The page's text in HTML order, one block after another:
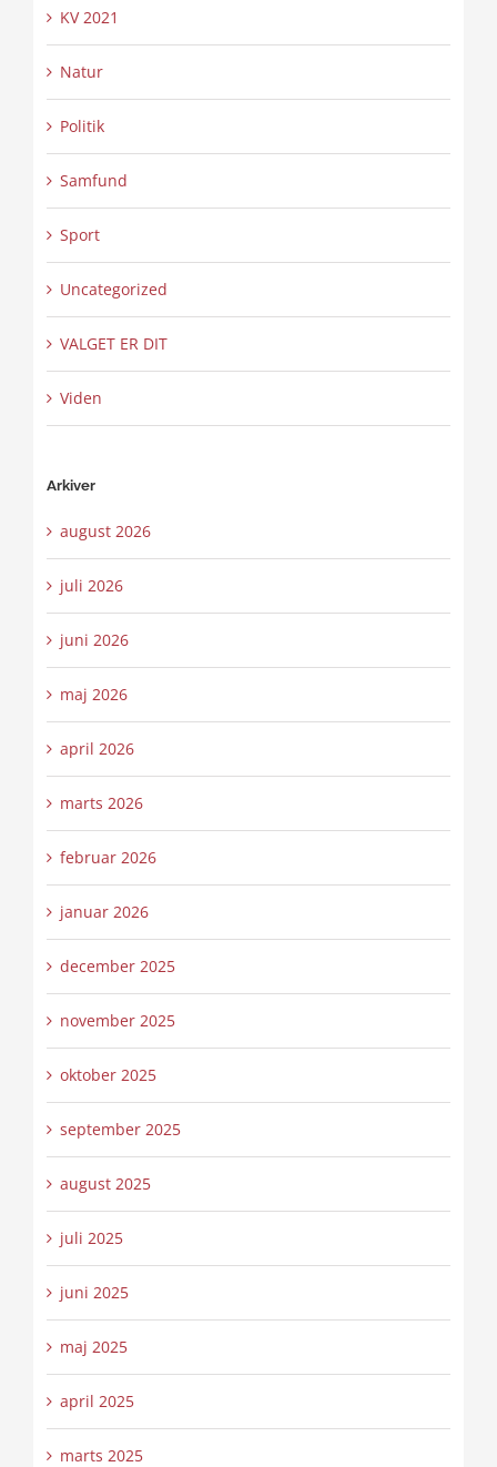
KV 2021
Natur
Politik
Samfund
Sport
Uncategorized
VALGET ER DIT
Viden
Arkiver
august 2026
juli 2026
juni 2026
maj 2026
april 2026
marts 2026
februar 2026
januar 2026
december 2025
november 2025
oktober 2025
september 2025
august 2025
juli 2025
juni 2025
maj 2025
april 2025
marts 2025